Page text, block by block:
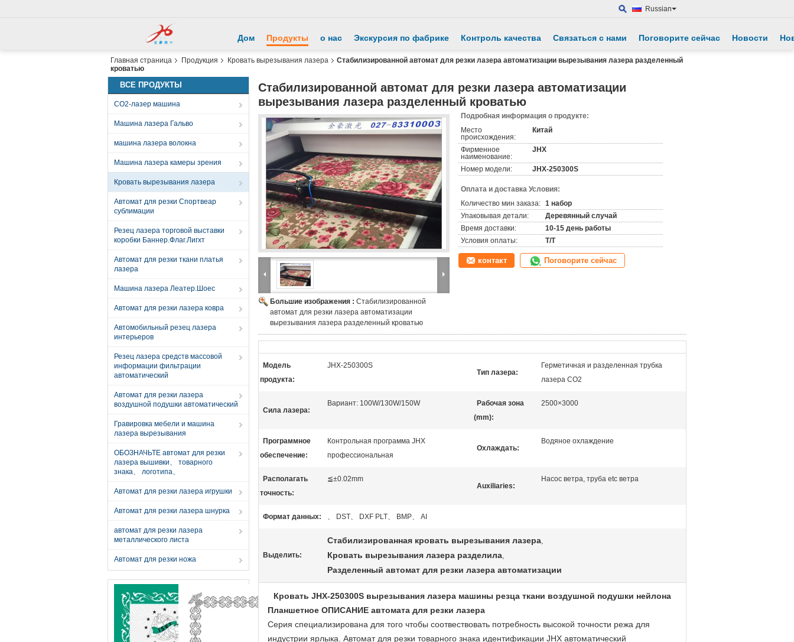
Russian
Дом Продукты о нас Экскурсия по фабрике Контроль качества Связаться с нами Поговорите сейчас Новости
Главная страница Продукция Кровать вырезывания лазера
Стабилизированной автомат для резки лазера автоматизации вырезывания лазера разделенный
кроватью
ВСЕ ПРОДУКТЫ
СО2-лазер машина
Машина лазера Гальво
машина лазера волокна
Машина лазера камеры зрения
Кровать вырезывания лазера
Автомат для резки Спортвеар
сублимации
Резец лазера торговой выставки
коробки Баннер.Флаг.Лигхт
Автомат для резки ткани платья
лазера
Машина лазера Леатер.Шоес
Автомат для резки лазера ковра
Автомобильный резец лазера
интерьеров
Резец лазера средств массовой
информации фильтрации
автоматический
Автомат для резки лазера
воздушной подушки автоматический
Гравировка мебели и машина
лазера вырезывания
ОБОЗНАЧЬТЕ автомат для резки
лазера вышивки、 товарного
знака、 логотипа、
Автомат для резки лазера игрушки
Автомат для резки лазера шнурка
автомат для резки лазера
металлического листа
Автомат для резки ножа
Стабилизированной автомат для резки лазера автоматизации
вырезывания лазера разделенный кроватью
Большие изображения : Стабилизированной
автомат для резки лазера автоматизации
вырезывания лазера разделенный кроватью
Подробная информация о продукте:
Место
происхождения:
Китай
Фирменное
наименование:
JHX
Номер модели: JHX-250300S
Оплата и доставка Условия:
Количество мин заказа: 1 набор
Упаковывая детали:
Деревянный случай
Время доставки:
10-15 день работы
Условия оплаты:
T/T
контакт Поговорите сейчас
Модель
продукта:
JHX-250300S
Тип лазера:
Герметичная и разделенная трубка
лазера СО2
Сила лазера:
Вариант: 100W/130W/150W
Рабочая зона
(mm):
2500×3000
Программное
обеспечение:
Контрольная программа JHX
профессиональная
Охлаждать:
Водяное охлаждение
Располагать
точность:
≦±0.02mm
Auxiliaries:
Насос ветра, труба etc ветра
Формат данных: 、 DST、 DXF PLT、 BMP、 AI
Выделить:
Стабилизированная кровать вырезывания лазера,
Кровать вырезывания лазера разделила,
Разделенный автомат для резки лазера автоматизации
Кровать JHX-250300S вырезывания лазера машины резца ткани воздушной подушки нейлона
Планшетное ОПИСАНИЕ автомата для резки лазера
Серия специализирована для того чтобы соотвествовать потребность высокой точности режа для
индустрии ярлыка. Автомат для резки товарного знака идентификации JHX автоматический